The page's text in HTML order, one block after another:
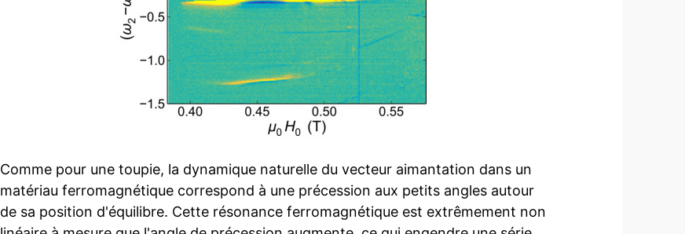
Comme pour une toupie, la dynamique naturelle du vecteur aimantation dans un
matériau ferromagnétique correspond à une précession aux petits angles autour
de sa position d'équilibre. Cette résonance ferromagnétique est extrêmement non